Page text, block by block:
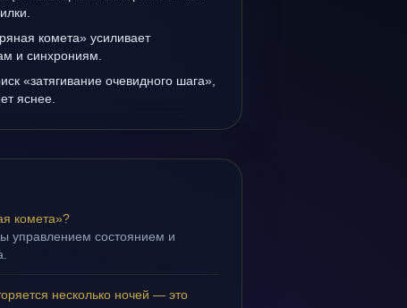
комета» усиливает
и синхрониям.
«затягивание очевидного шага»,
яснее.
комета»?
управлением состоянием и
несколько ночей — это